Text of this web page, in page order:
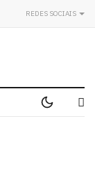
REDES SOCIAIS